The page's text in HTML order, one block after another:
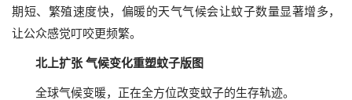
期短、繁殖速度快，偏暖的天气气候会让蚊子数量显著增多，
让公众感觉叮咬更频繁。
北上扩张 气候变化重塑蚊子版图
全球气候变暖，正在全方位改变蚊子的生存轨迹。